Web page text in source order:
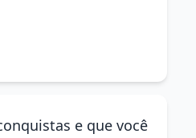
e que você